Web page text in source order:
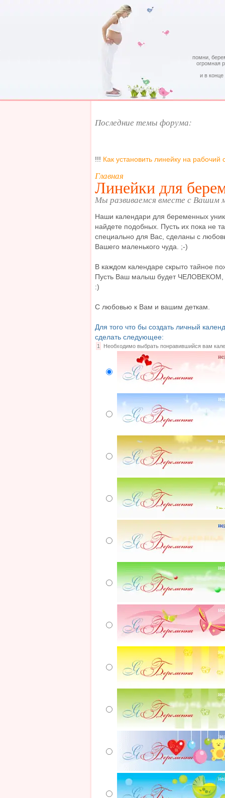
помни,
огромная
и в
Последние темы форума:
!!! Как установить линейку на рабочий
Главная
Линейки для
Мы развиваемся вместе с
Наши календари для беременных
найдете подобных. Пусть их пока не
специально для Вас, сделаны с
Вашего маленького чуда. ;-)
В каждом календаре скрыто тайное
Пусть Ваш малыш будет ЧЕЛОВЕКОМ,
:)
C любовью к Вам и вашим деткам.
Для того что бы создать личный
сделать следующее:
1 Необходимо выбрать понравившийся вам